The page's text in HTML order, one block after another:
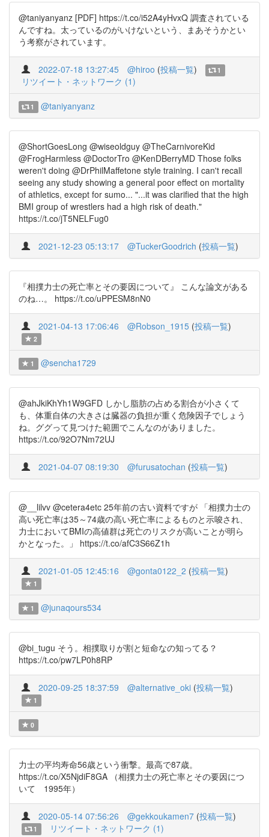
@taniyanyanz [PDF] https://t.co/i52A4yHvxQ 調査されている
んですね。太っているのがいけないという、まあそうかとい
う考察がされています。
2022-07-18 13:27:45 @hiroo (投稿一覧) 1
リツイート・ネットワーク (1)
1 @taniyanyanz
@ShortGoesLong @wiseoldguy @TheCarnivoreKid
@FrogHarmless @DoctorTro @KenDBerryMD Those folks
weren't doing @DrPhilMaffetone style training. I can't recall
seeing any study showing a general poor effect on mortality
of athletics, except for sumo... "...it was clarified that the high
BMI group of wrestlers had a high risk of death."
https://t.co/jT5NELFug0
2021-12-23 05:13:17 @TuckerGoodrich (投稿一覧)
『相撲力士の死亡率とその要因について』 こんな論文がある
のね…。 https://t.co/uPPESM8nN0
2021-04-13 17:06:46 @Robson_1915 (投稿一覧)
2
1 @sencha1729
@ahJkiKhYh1W9GFD しかし脂肪の占める割合が小さくて
も、体重自体の大きさは臓器の負担が重く危険因子でしょう
ね。ググって見つけた範囲でこんなのがありました。
https://t.co/92O7Nm72UJ
2021-04-07 08:19:30 @furusatochan (投稿一覧)
@__lilvv @cetera4etc 25年前の古い資料ですが 「相撲力士の
高い死亡率は35～74歳の高い死亡率によるものと示唆され、
力士においてBMIの高値群は死亡のリスクが高いことが明ら
かとなった。」 https://t.co/afC3S66Z1h
2021-01-05 12:45:16 @gonta0122_2 (投稿一覧)
1
1 @junaqours534
@bi_tugu そう。相撲取りが割と短命なの知ってる？
https://t.co/pw7LP0h8RP
2020-09-25 18:37:59 @alternative_oki (投稿一覧)
1
0
力士の平均寿命56歳という衝撃。最高で87歳。
https://t.co/X5NjdiF8GA （相撲力士の死亡率とその要因につ
いて 1995年）
2020-05-14 07:56:26 @gekkoukamen7 (投稿一覧)
1 リツイート・ネットワーク (1)